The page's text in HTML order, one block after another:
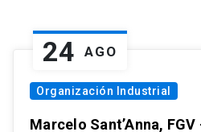
24 AGO
Organización Industrial
Marcelo Sant’Anna, FGV